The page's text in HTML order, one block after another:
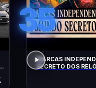
35
MARCAS
SECRETO DOS